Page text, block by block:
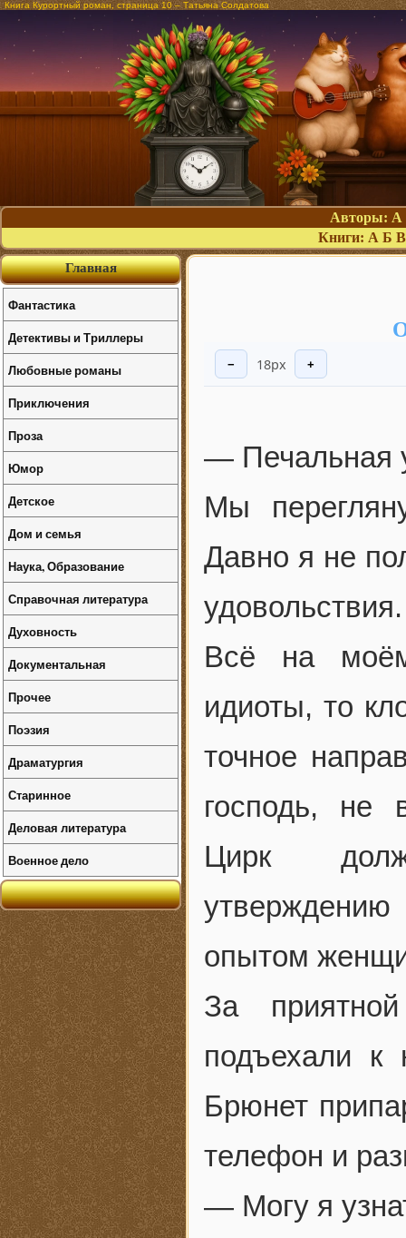
Книга Курортный роман, страница 10 – Татьяна Солдатова
Авторы: А
Книги: А Б В
− 18px +
— Печальная
Мы
Давно я не
Всё на
идиоты, то
точное
господь, не
Цирк
опытом
За
подъехали к
Брюнет
телефон и
— Могу я
Главная
Фантастика
Детективы и Триллеры
Любовные романы
Приключения
Проза
Юмор
Детское
Дом и семья
Наука, Образование
Справочная литература
Духовность
Документальная
Прочее
Поэзия
Драматургия
Старинное
Деловая литература
Военное дело